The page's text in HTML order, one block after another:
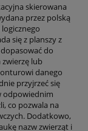
skierowana
przez polską
się z planszy z
do
lub
danego
przyjrzeć się
odpowiednim
co pozwala na
Dodatkowo,
nazw zwierząt i